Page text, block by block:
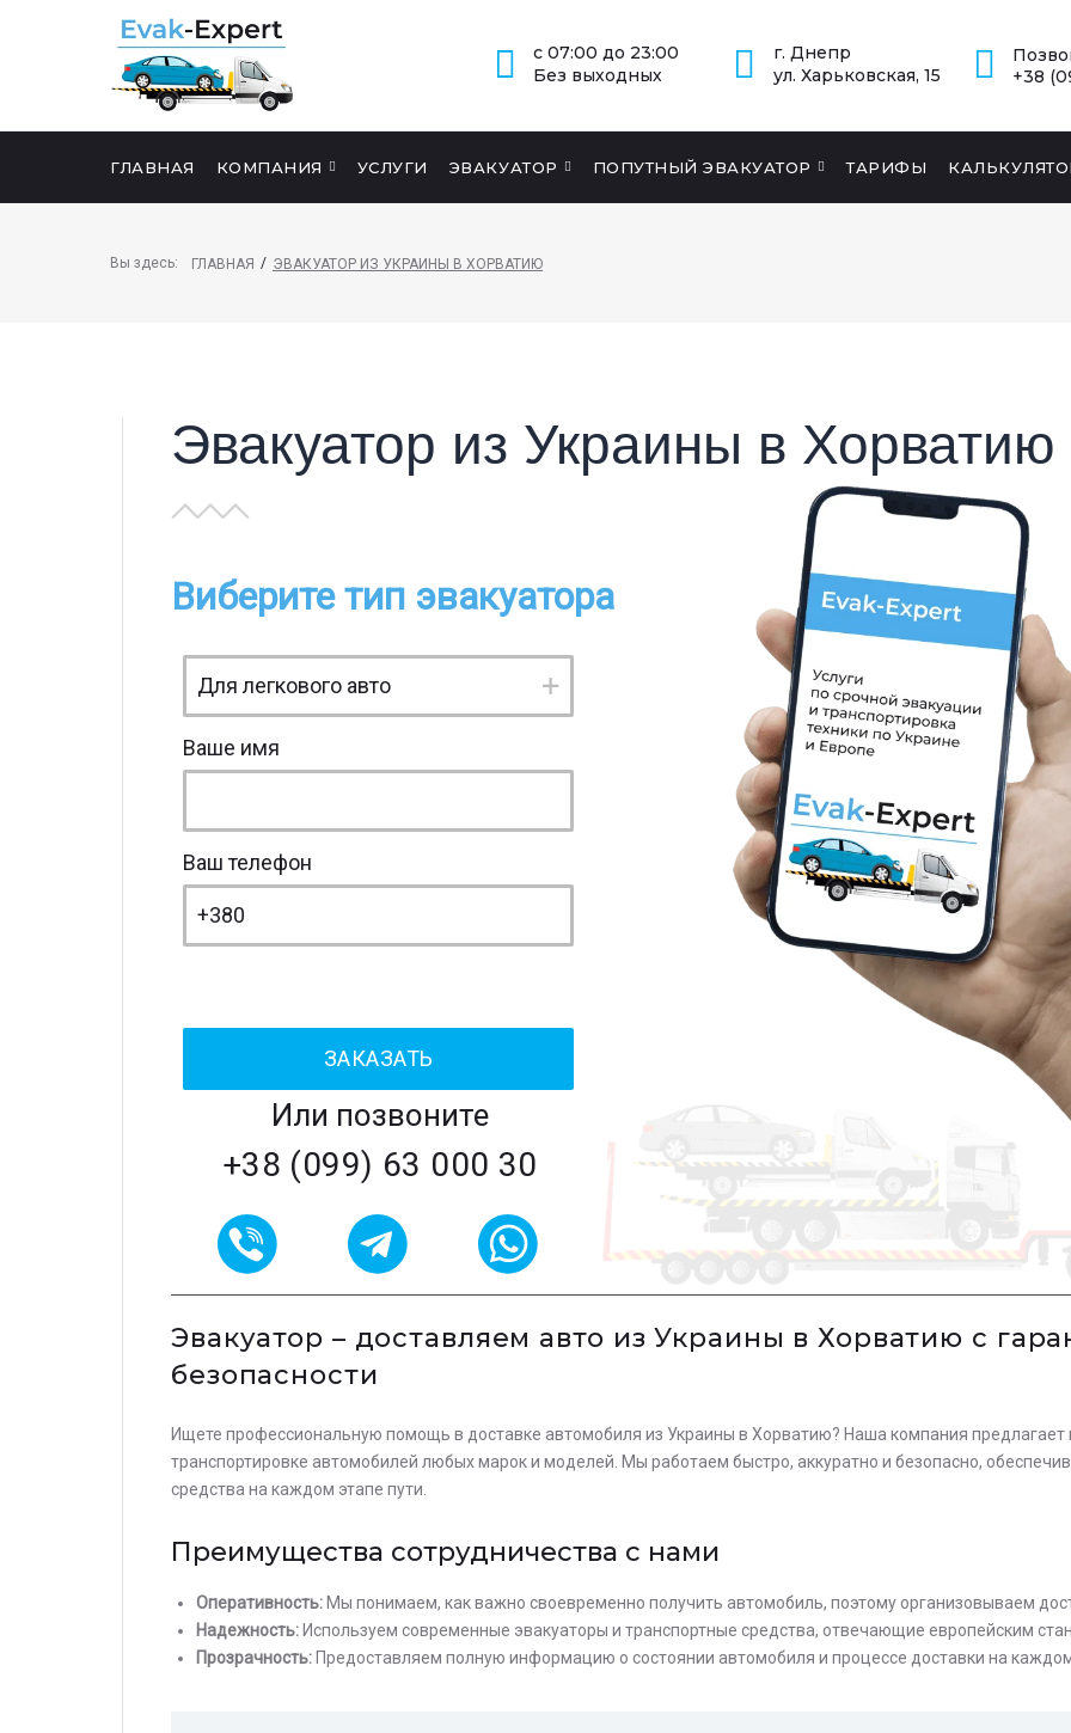
с 07:00 до 23:00
Без выходных
г. Днепр
ул. Харьковская, 15
+38
ГЛАВНАЯ КОМПАНИЯ УСЛУГИ ЭВАКУАТОР ПОПУТНЫЙ ЭВАКУАТОР ТАРИФЫ
Вы здесь: ГЛАВНАЯ / ЭВАКУАТОР ИЗ УКРАИНЫ В ХОРВАТИЮ
Эвакуатор из Украины в Хорватию
Виберите тип эвакуатора
Ваше имя
Ваш телефон
Или позвоните
+38 (099) 63 000 30
Эвакуатор – доставляем авто из Украины в Хорватию с
безопасности
Ищете профессиональную помощь в доставке автомобиля из Украины в Хорватию? Наша компания предлагает
транспортировке автомобилей любых марок и моделей. Мы работаем быстро, аккуратно и безопасно,
средства на каждом этапе пути.
Преимущества сотрудничества с нами
Оперативность: Мы понимаем, как важно своевременно получить автомобиль, поэтому организовываем
Надежность: Используем современные эвакуаторы и транспортные средства, отвечающие европейским
Прозрачность: Предоставляем полную информацию о состоянии автомобиля и процессе доставки на
ПОИСК НА САЙТЕ